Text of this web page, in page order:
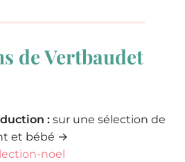
de Vertbaudet
: sur une sélection de
et bébé →
noel